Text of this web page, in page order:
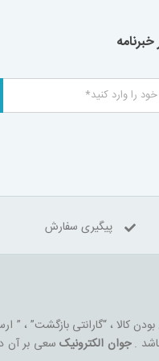
پیگیری سفارش
کالا ، “گارانتی بازگشت” ،
.جوان الکترونیکسعی بر آن